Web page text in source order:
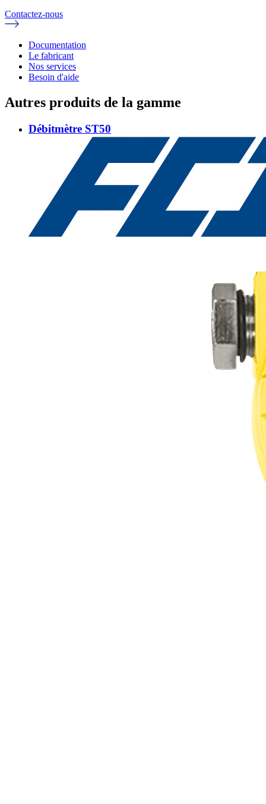
Contactez-nous
Documentation
Le fabricant
Nos services
Besoin d'aide
Autres produits de la gamme
Débitmètre ST50